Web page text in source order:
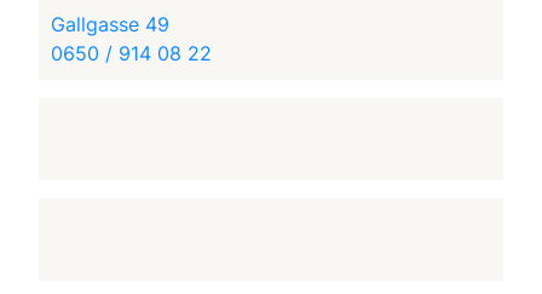
Gallgasse 49
0650 / 914 08 22